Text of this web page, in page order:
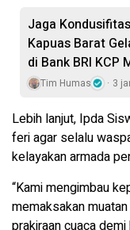
Jaga
Kapuas Barat
di Bank BRI KCP
Tim Humas 3
Lebih lanjut, Ipda
feri agar selalu
kelayakan armada
“Kami mengimbau
memaksakan
prakiraan cuaca